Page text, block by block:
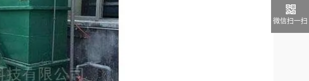
微信扫一扫